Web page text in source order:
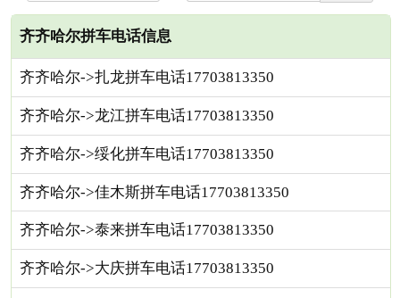
齐齐哈尔拼车电话信息
齐齐哈尔->扎龙拼车电话17703813350
齐齐哈尔->龙江拼车电话17703813350
齐齐哈尔->绥化拼车电话17703813350
齐齐哈尔->佳木斯拼车电话17703813350
齐齐哈尔->泰来拼车电话17703813350
齐齐哈尔->大庆拼车电话17703813350